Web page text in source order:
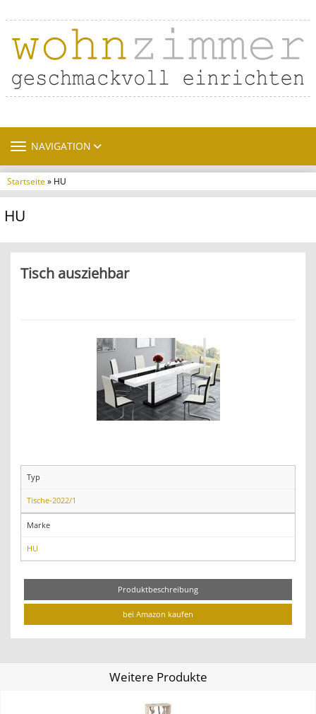
TOGGLE NAVIGATION
NAVIGATION
Startseite» HU
HU
Tisch ausziehbar
Typ
Tische-2022/1
Marke
HU
Produktbeschreibung
bei Amazon kaufen
Weitere Produkte